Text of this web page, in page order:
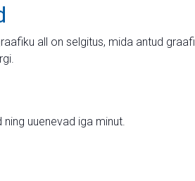
all on selgitus, mida antud
uuenevad iga minut.